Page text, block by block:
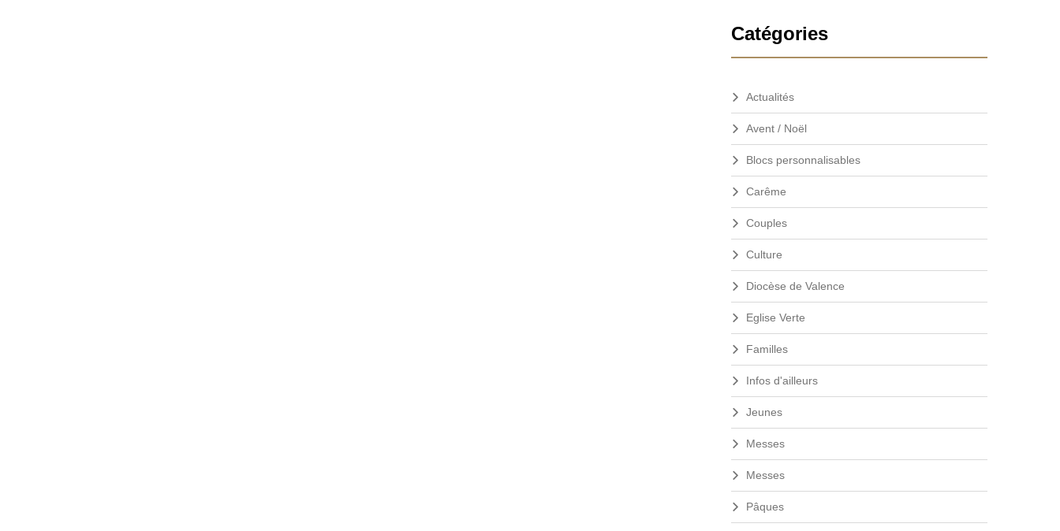
Catégories
Actualités
Avent / Noël
Blocs personnalisables
Carême
Couples
Culture
Diocèse de Valence
Eglise Verte
Familles
Infos d'ailleurs
Jeunes
Messes
Messes
Pâques